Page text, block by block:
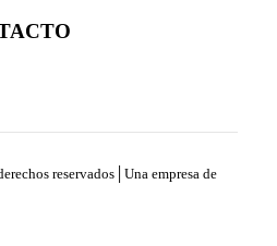
reservados│Una empresa de